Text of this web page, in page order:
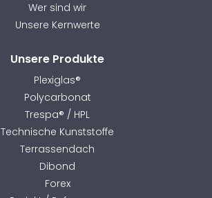
Wer sind wir
Unsere Kernwerte
Unsere Produkte
Plexiglas®
Polycarbonat
Trespa® / HPL
Technische Kunststoffe
Terrassendach
Dibond
Forex